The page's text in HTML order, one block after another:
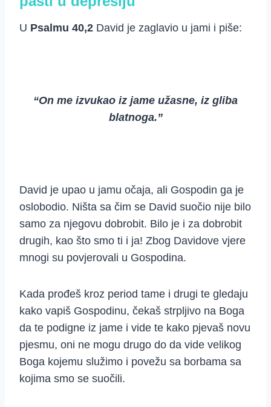
U Psalmu 40,2 David je zaglavio u jami i piše:
“On me izvukao iz jame užasne, iz gliba
blatnoga.”
David je upao u jamu očaja, ali Gospodin ga je
oslobodio. Ništa sa čim se David suočio nije bilo
samo za njegovu dobrobit. Bilo je i za dobrobit
drugih, kao što smo ti i ja! Zbog Davidove vjere
mnogi su povjerovali u Gospodina.
Kada prođeš kroz period tame i drugi te gledaju
kako vapiš Gospodinu, čekaš strpljivo na Boga
da te podigne iz jame i vide te kako pjevaš novu
pjesmu, oni ne mogu drugo do da vide velikog
Boga kojemu služimo i povežu sa borbama sa
kojima smo se suočili.